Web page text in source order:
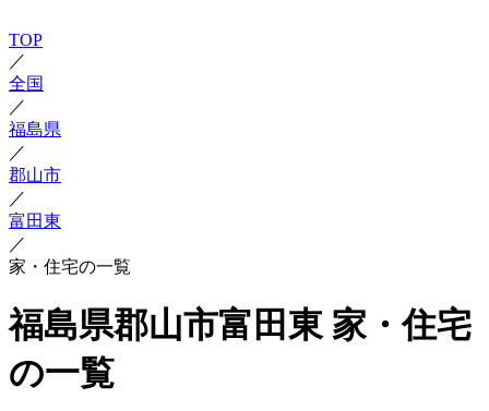
TOP
／
全国
／
福島県
／
郡山市
／
富田東
／
家・住宅の一覧
福島県郡山市富田東 家・住宅
の一覧